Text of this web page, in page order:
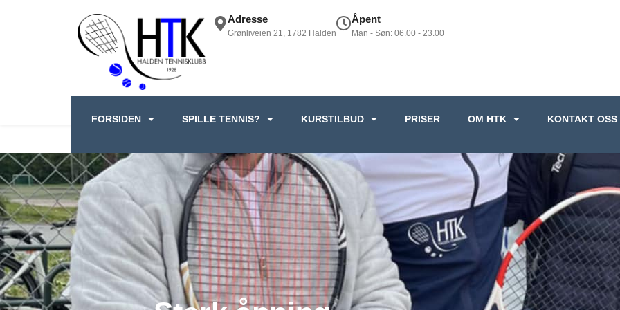
Adresse
Grønliveien 21, 1782 Halden
Åpent
Man - Søn: 06.00 - 23.00
FORSIDEN SPILLE TENNIS? KURSTILBUD PRISER OM HTK KONTAKT OSS